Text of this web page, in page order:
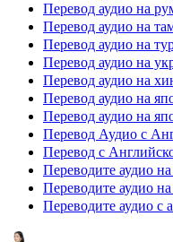
Перевод аудио на
Перевод аудио на
Перевод аудио на
Перевод аудио на
Перевод аудио на
Перевод аудио на
Перевод аудио на
Перевод Аудио с
Перевод с
Переводите аудио
Переводите аудио
Переводите аудио с